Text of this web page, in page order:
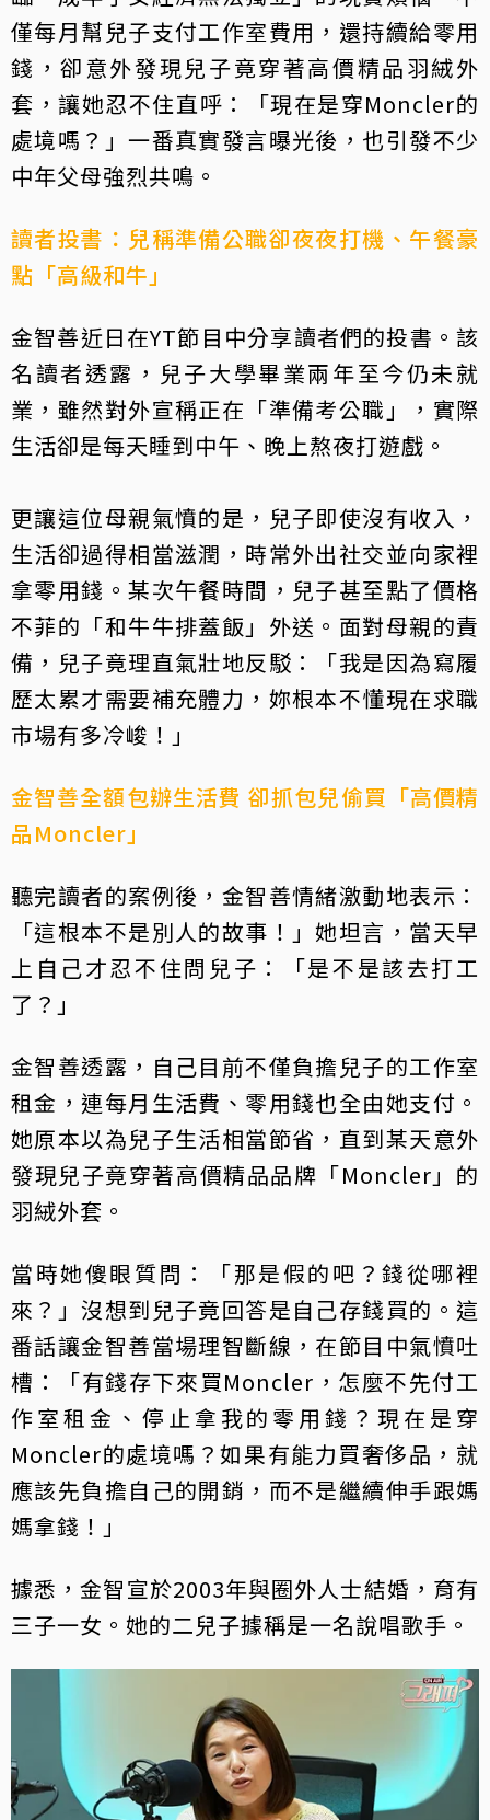
僅每月幫兒子支付工作室費用，還持續給零用
錢，卻意外發現兒子竟穿著高價精品羽絨外
套，讓她忍不住直呼：「現在是穿Moncler的
處境嗎？」一番真實發言曝光後，也引發不少
中年父母強烈共鳴。
讀者投書：兒稱準備公職卻夜夜打機、午餐豪
點「高級和牛」
金智善近日在YT節目中分享讀者們的投書 。該
名讀者透露，兒子大學畢業兩年至今仍未就
業，雖然對外宣稱正在「準備考公職」，實際
生活卻是每天睡到中午、晚上熬夜打遊戲。
更讓這位母親氣憤的是，兒子即使沒有收入，
生活卻過得相當滋潤，時常外出社交並向家裡
拿零用錢。某次午餐時間，兒子甚至點了價格
不菲的「和牛牛排蓋飯」外送。面對母親的責
備，兒子竟理直氣壯地反駁：「我是因為寫履
歷太累才需要補充體力，妳根本不懂現在求職
市場有多冷峻！」
金智善全額包辦生活費 卻抓包兒偷買「高價精
品Moncler」
聽完讀者的案例後，金智善情緒激動地表示：
「這根本不是別人的故事！」她坦言，當天早
上自己才忍不住問兒子：「是不是該去打工
了？」
金智善透露，自己目前不僅負擔兒子的工作室
租金，連每月生活費、零用錢也全由她支付。
她原本以為兒子生活相當節省，直到某天意外
發現兒子竟穿著高價精品品牌「Moncler」的
羽絨外套。
當時她傻眼質問：「那是假的吧？錢從哪裡
來？」沒想到兒子竟回答是自己存錢買的。這
番話讓金智善當場理智斷線，在節目中氣憤吐
槽：「有錢存下來買Moncler，怎麼不先付工
作室租金、停止拿我的零用錢？現在是穿
Moncler的處境嗎？如果有能力買奢侈品，就
應該先負擔自己的開銷，而不是繼續伸手跟媽
媽拿錢！」
據悉，金智宣於2003年與圈外人士結婚，育有
三子一女。她的二兒子據稱是一名說唱歌手。